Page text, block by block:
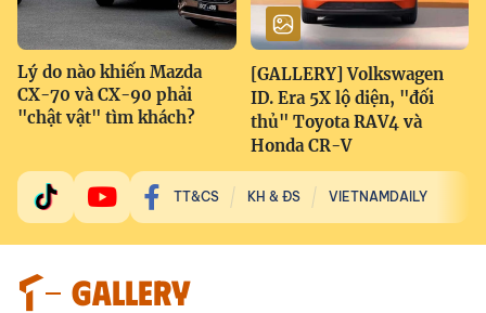
Lý do nào khiến Mazda
CX-70 và CX-90 phải
"chật vật" tìm khách?
[GALLERY] Volkswagen
ID. Era 5X lộ diện, "đối
thủ" Toyota RAV4 và
Honda CR-V
TT&CS KH & ĐS VIETNAMDAILY
GALLERY